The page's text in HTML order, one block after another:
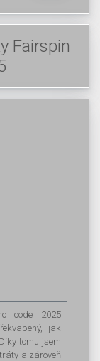
Fairspin
code 2025
jak
tomu jsem
a zároveň